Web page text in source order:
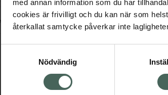
med annan information som du har
cookies är frivilligt och du kan när som
återkallat samtycke påverkar inte
Nödvändig
från FASS